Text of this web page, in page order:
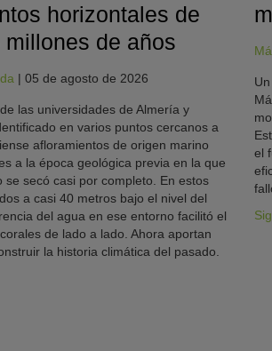
horizontales de
millones de años
| 05 de agosto de 2026
las universidades de Almería y
en varios puntos cercanos a
afloramientos de origen marino
a la época geológica previa en la que
se secó casi por completo. En estos
a casi 40 metros bajo el nivel del
del agua en ese entorno facilitó el
de lado a lado. Ahora aportan
la historia climática del pasado.
el